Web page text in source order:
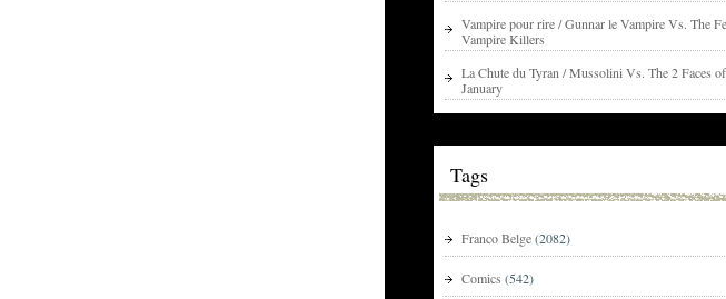
Vampire pour rire / Gunnar le Vampire Vs. The
Vampire Killers
La Chute du Tyran / Mussolini Vs. The 2 Faces of
January
Tags
Franco Belge(2082)
Comics (542)